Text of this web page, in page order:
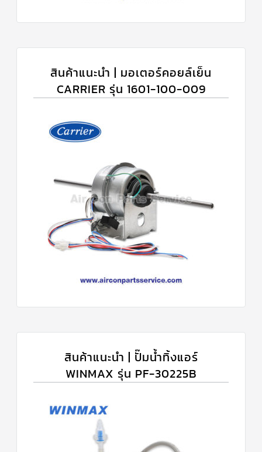
สินค้าแนะนำ | มอเตอร์คอยล์เย็น
CARRIER รุ่น 1601-100-009
สินค้าแนะนำ | ปั๊มน้ำทิ้งแอร์
WINMAX รุ่น PF-30225B